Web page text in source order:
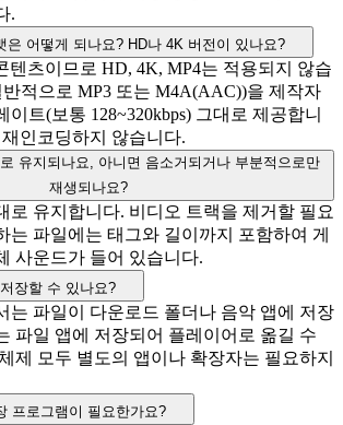
.
은 어떻게 되나요? HD나 4K 버전이 있나요?
텐츠이므로 HD, 4K, MP4는 적용되지 않습
적으로 MP3 또는 M4A(AAC))을 제작자
이트(보통 128~320kbps) 그대로 제공합니
인코딩하지 않습니다.
유지되나요, 아니면 음소거되거나 부분적으로만
재생되나요?
로 유지합니다. 비디오 트랙을 제거할 필요
는 파일에는 태그와 길이까지 포함하여 게
사운드가 들어 있습니다.
장할 수 있나요?
는 파일이 다운로드 폴더나 음악 앱에 저장
파일 앱에 저장되어 플레이어로 옮길 수
제 모두 별도의 앱이나 확장자는 필요하지
프로그램이 필요한가요?